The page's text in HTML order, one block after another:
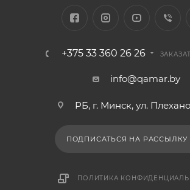
+375 33 360 26 26
info@qamar.by
РБ, г. Минск, ул.
ПОДПИСАТЬСЯ НА РАССЫЛКУ
ПОЛИТИКА